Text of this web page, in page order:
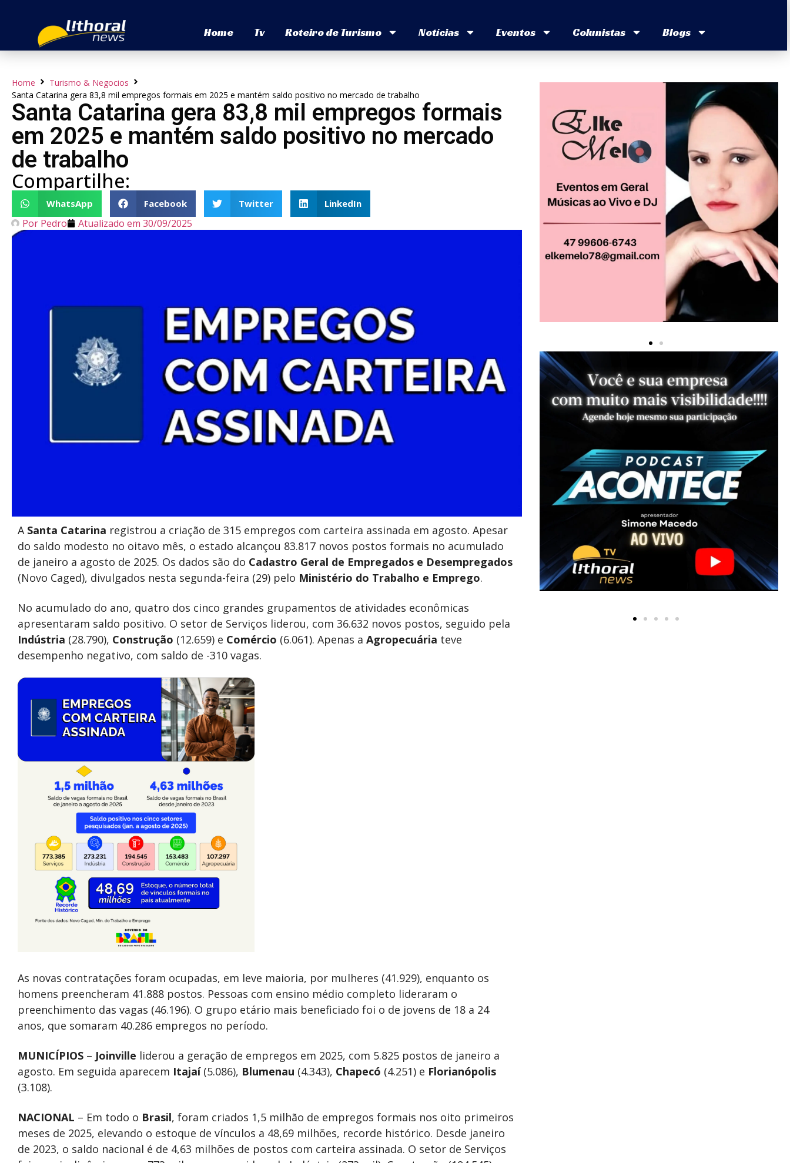
Home Tv Roteiro de Turismo Notícias Eventos Colunistas Blogs
Home
Turismo & Negocios
Santa Catarina gera 83,8 mil empregos formais em 2025 e mantém saldo positivo no mercado de trabalho
Santa Catarina gera 83,8 mil empregos formais
em 2025 e mantém saldo positivo no mercado
de trabalho
Compartilhe:
WhatsApp Facebook Twitter LinkedIn
Por Pedro Atualizado em 30/09/2025
A Santa Catarina registrou a criação de 315 empregos com carteira assinada em agosto. Apesar
do saldo modesto no oitavo mês, o estado alcançou 83.817 novos postos formais no acumulado
de janeiro a agosto de 2025. Os dados são do Cadastro Geral de Empregados e Desempregados
(Novo Caged), divulgados nesta segunda-feira (29) pelo Ministério do Trabalho e Emprego.
No acumulado do ano, quatro dos cinco grandes grupamentos de atividades econômicas
apresentaram saldo positivo. O setor de Serviços liderou, com 36.632 novos postos, seguido pela
Indústria (28.790), Construção (12.659) e Comércio (6.061). Apenas a Agropecuária teve
desempenho negativo, com saldo de -310 vagas.
As novas contratações foram ocupadas, em leve maioria, por mulheres (41.929), enquanto os
homens preencheram 41.888 postos. Pessoas com ensino médio completo lideraram o
preenchimento das vagas (46.196). O grupo etário mais beneficiado foi o de jovens de 18 a 24
anos, que somaram 40.286 empregos no período.
MUNICÍPIOS – Joinville liderou a geração de empregos em 2025, com 5.825 postos de janeiro a
agosto. Em seguida aparecem Itajaí(5.086), Blumenau (4.343), Chapecó (4.251) e Florianópolis
(3.108).
NACIONAL – Em todo o Brasil, foram criados 1,5 milhão de empregos formais nos oito primeiros
meses de 2025, elevando o estoque de vínculos a 48,69 milhões, recorde histórico. Desde janeiro
de 2023, o saldo nacional é de 4,63 milhões de postos com carteira assinada. O setor de Serviços